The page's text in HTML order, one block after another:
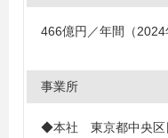
466億円／年間（2024
事業所
◆本社 東京都中央区